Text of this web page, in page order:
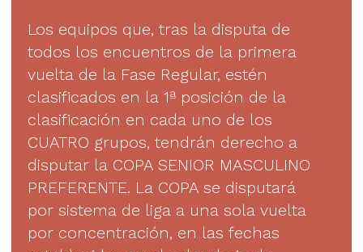
Los equipos que, tras la disputa de
todos los encuentros de la primera
vuelta de la Fase Regular, estén
clasificados en la 1ª posición de la
clasificación en cada uno de los
CUATRO grupos, tendrán derecho a
disputar la COPA SENIOR MASCULINO
PREFERENTE. La COPA se disputará
por sistema de liga a una sola vuelta
por concentración, en las fechas